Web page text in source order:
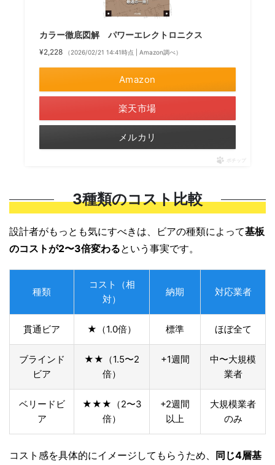
カラー徹底図解 パワーエレクトロニクス
¥2,228 （2026/02/21 14:41時点 | Amazon調べ）
Amazon
楽天市場
メルカリ
ポチップ
3種類のコスト比較
設計者がもっとも気にすべきは、ビアの種類によって基板
のコストが2〜3倍変わるという事実です。
種類
コスト（相
対）
納期 対応業者
貫通ビア ★（1.0倍） 標準 ほぼ全て
ブラインド
ビア
★★（1.5〜2
倍）
+1週間
中〜大規模
業者
ベリードビ
ア
★★★（2〜3
倍）
+2週間
以上
大規模業者
のみ
コスト感を具体的にイメージしてもらうため、
同じ4層基